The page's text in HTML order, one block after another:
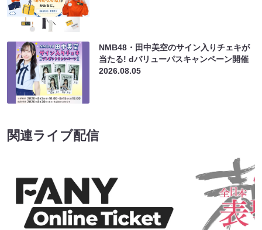
NMB48・田中美空のサイン入りチェキが
当たる! dバリューパスキャンペーン開催
2026.08.05
関連ライブ配信